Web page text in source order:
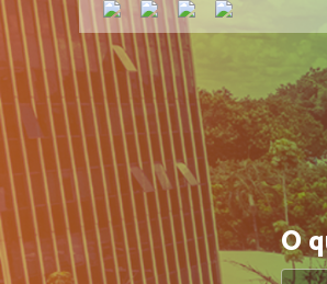
O